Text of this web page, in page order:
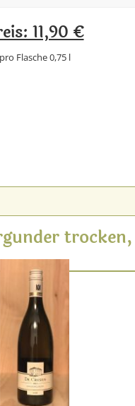
11,90 €
pro Flasche 0,75 l